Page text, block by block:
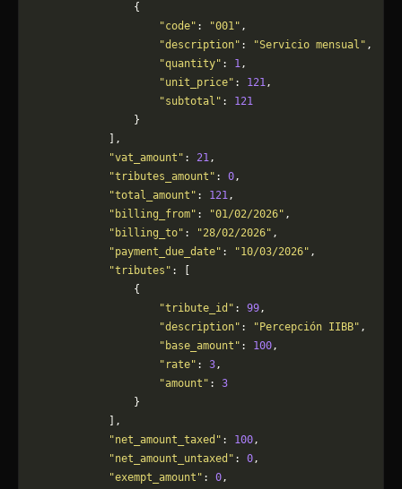
                {
                    "code"
: "001" ,
                    "description"
: "Servicio mensual" ,
                    "quantity"
: 1,
                    "unit_price"
: 121,
                    "subtotal"
: 121
                }
            ],
            "vat_amount"
: 21,
            "tributes_amount"
: 0,
            "total_amount"
: 121,
            "billing_from"
: "01/02/2026" ,
            "billing_to"
: "28/02/2026" ,
            "payment_due_date"
: "10/03/2026" ,
            "tributes"
: [
                {
                    "tribute_id"
: 99,
                    "description"
: "Percepción IIBB" ,
                    "base_amount"
: 100,
                    "rate"
: 3,
                    "amount"
: 3
                }
            ],
            "net_amount_taxed"
: 100,
            "net_amount_untaxed"
: 0,
            "exempt_amount"
: 0,